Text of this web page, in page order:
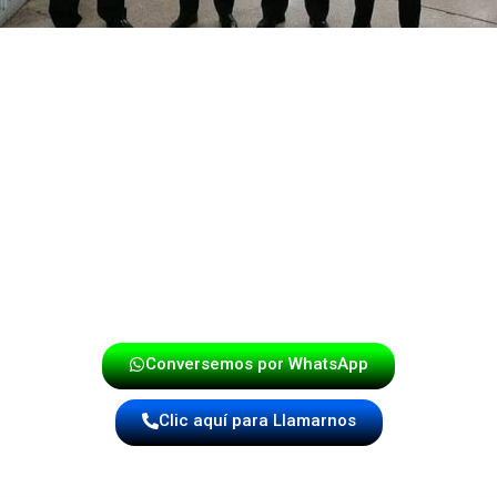
Conversemos por WhatsApp
Clic aquí para Llamarnos